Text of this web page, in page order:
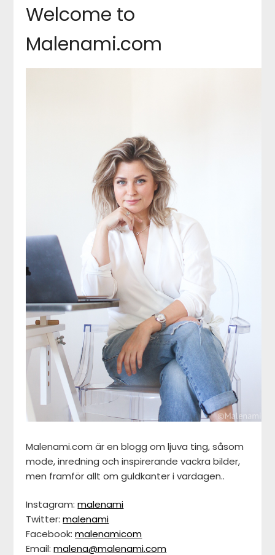
Welcome to
Malenami.com
Malenami.com är en blogg om ljuva ting, såsom
mode, inredning och inspirerande vackra bilder,
men framför allt om guldkanter i vardagen..
Instagram:malenami
Twitter:malenami
Facebook:malenamicom
Email:malena@malenami.com